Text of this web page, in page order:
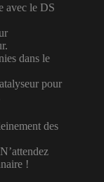
avec le DS
dans le
pour
des
!